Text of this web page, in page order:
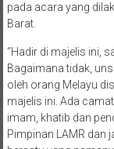
pada acara yang
Barat.
“Hadir di majelis ini,
Bagaimana tidak,
oleh orang Melayu
majelis ini. Ada
imam, khatib dan
Pimpinan LAMR dan